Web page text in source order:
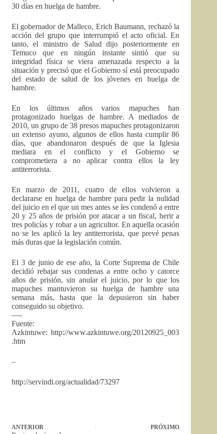
30 días en huelga de hambre.
El gobernador de Malleco, Erich Baumann, rechazó la
acción del grupo que interrumpió el acto oficial. En
tanto, el ministro de Salud dijo posteriormente en
Temuco que en ningún instante sintió que su
integridad física se viera amenazada respecto a la
situación y precisó que el Gobierno sí está preocupado
del estado de salud de los jóvenes en huelga de
hambre.
En los últimos años varios mapuches han
protagonizado huelgas de hambre. A mediados de
2010, un grupo de 38 presos mapuches protagonizaron
un extenso ayuno, algunos de ellos hasta cumplir 86
días, que abandonaron después de que la Iglesia
mediara en el conflicto y el Gobierno se
comprometiera a no aplicar contra ellos la ley
antiterrorista.
En marzo de 2011, cuatro de ellos volvieron a
declararse en huelga de hambre para pedir la nulidad
del juicio en el que un mes antes se les condenó a entre
20 y 25 años de prisión por atacar a un fiscal, herir a
tres policías y robar a un agricultor. En aquella ocasión
no se les aplicó la ley antiterrorista, que prevé penas
más duras que la legislación común.
El 3 de junio de ese año, la Corte Suprema de Chile
decidió rebajar sus condenas a entre ocho y catorce
años de prisión, sin anular el juicio, por lo que los
mapuches mantuvieron su huelga de hambre una
semana más, hasta que la depusieron sin haber
conseguido su objetivo.
—-
Fuente:
Azkintuwe: http://www.azkintuwe.org/20120925_003
.htm
–
http://servindi.org/actualidad/73297
ANTERIOR PRÓXIMO